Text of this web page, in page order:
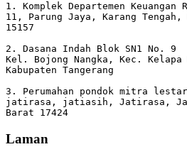
1. Komplek Departemen
11, Parung Jaya, Karang Tengah,
15157
2. Dasana Indah Blok SN1 No. 9
Kel. Bojong Nangka, Kec. Kelapa
Kabupaten Tangerang
3. Perumahan pondok mitra
jatirasa, jatiasih, Jatirasa,
Barat 17424
Laman